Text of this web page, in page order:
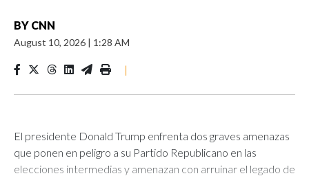
BY CNN
August 10, 2026 | 1:28 AM
|
El presidente Donald Trump enfrenta dos graves amenazas
que ponen en peligro a su Partido Republicano en las
elecciones intermedias y amenazan con arruinar el legado de